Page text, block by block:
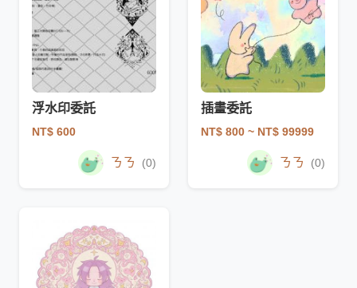
浮水印委託
NT$ 600
ㄋㄋ (0)
插畫委託
NT$ 800 ~ NT$ 99999
ㄋㄋ (0)